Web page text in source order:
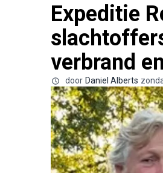
Expeditie
verbrand
door Daniel Alberts